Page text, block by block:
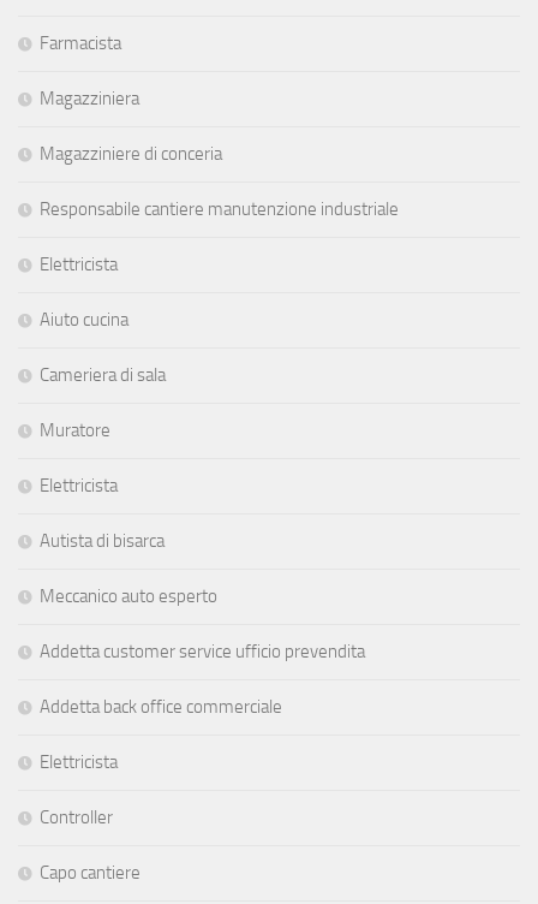
Farmacista
Magazziniera
Magazziniere di conceria
Responsabile cantiere manutenzione industriale
Elettricista
Aiuto cucina
Cameriera di sala
Muratore
Elettricista
Autista di bisarca
Meccanico auto esperto
Addetta customer service ufficio prevendita
Addetta back office commerciale
Elettricista
Controller
Capo cantiere